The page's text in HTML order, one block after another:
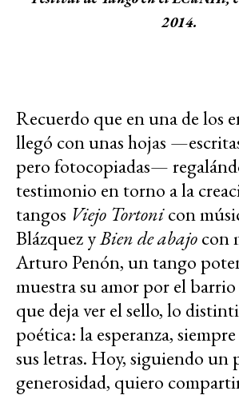
2014.
Recuerdo que en una de los
llegó con unas hojas
pero fotocopiadas—
testimonio en torno a la
tangos Viejo Tortonicon
Blázquez yBien de abajocon
Arturo Penón, un tango
muestra su amor por el
que deja ver el sello, lo
poética: la esperanza,
sus letras. Hoy, siguiendo un
generosidad, quiero